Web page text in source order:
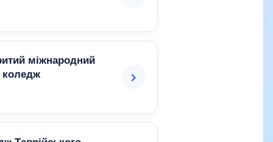
міжнародний
коледж